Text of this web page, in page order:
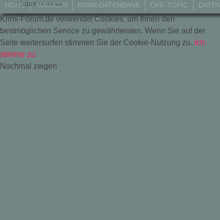
HOME MAGAZIN KRIMI-DATENBANK OFF-TOPIC
© 2018 Krimi-Forum.
Krimi-Forum.de verwendet Cookies, um Ihnen den
bestmöglichen Service zu gewährleisten. Wenn Sie auf der
Seite weitersurfen stimmen Sie der Cookie-Nutzung zu.. Ich
stimme zu
Nochmal zeigen